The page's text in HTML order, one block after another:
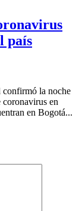
país
la noche
coronavirus en
en Bogotá...